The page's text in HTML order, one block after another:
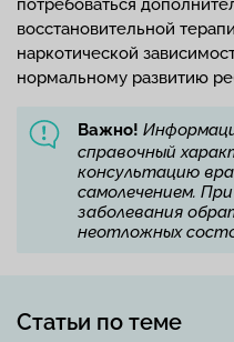
потребоваться
восстановительной
наркотической
нормальному развитию
Важно!
справочный
консультацию
самолечением.
заболевания
неотложных
Статьи по теме